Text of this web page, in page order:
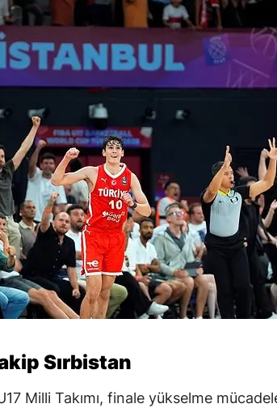
Sırbistan
Milli Takımı, finale yükselme